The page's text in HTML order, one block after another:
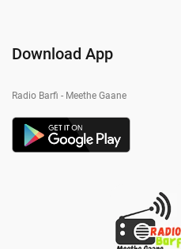
Download App
Radio Barfi - Meethe Gaane